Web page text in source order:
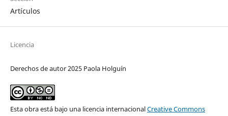
Artículos
Licencia
Derechos de autor 2025 Paola Holguín
Esta obra está bajo una licencia internacionalCreative Commons